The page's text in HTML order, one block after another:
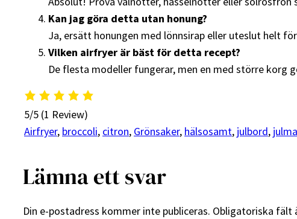
Kan jag göra detta utan honung?
Ja, ersätt honungen med lönnsirap eller uteslut helt
Vilken airfryer är bäst för detta recept?
De flesta modeller fungerar, men en med större korg
5/5 (1 Review)
Airfryer, broccoli, citron, Grönsaker, hälsosamt, julbord,
Lämna ett svar
Din e-postadress kommer inte publiceras. Obligatoriska fält